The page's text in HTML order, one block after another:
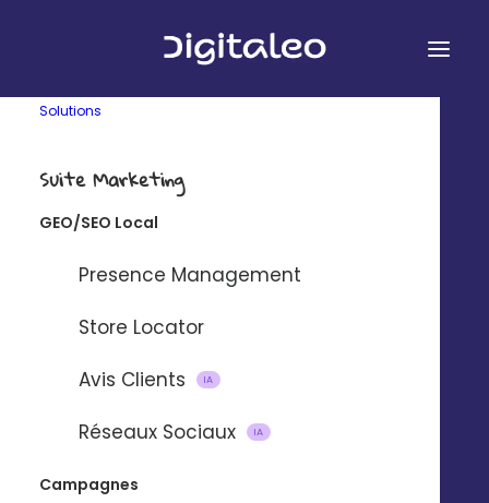
Solutions
Suite Marketing
GEO/SEO Local
Presence Management
Store Locator
Avis Clients
IA
Réseaux Sociaux IA
Campagnes
Pour vous, au siège
Harmonisez votre
image de marque
Veillez à la cohérence de votre
communication marketing au